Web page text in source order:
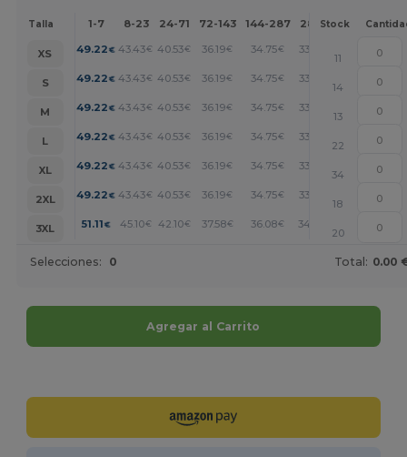
Talla 1-7 8-23 24-71 72-143 144-287 288 + Más
Stock
XS 49.22 € 43.43€ 40.53€ 36.19€ 34.75€ 33.30
11
S
49.22 € 43.43€ 40.53€ 36.19€ 34.75€ 33.30
14
M
49.22 € 43.43€ 40.53€ 36.19€ 34.75€ 33.30
13
L
49.22 € 43.43€ 40.53€ 36.19€ 34.75€ 33.30
22
XL
49.22 € 43.43€ 40.53€ 36.19€ 34.75€ 33.30
34
2XL
49.22 € 43.43€ 40.53€ 36.19€ 34.75€ 33.30
18
3XL
51.11 € 45.10€ 42.10€ 37.58€ 36.08€ 34.58
20
Selecciones: 0 Total: 0.00
Agregar al Carrito